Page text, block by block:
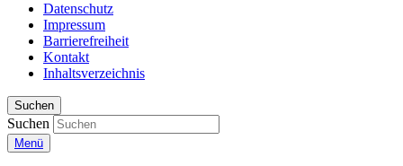
Datenschutz
Impressum
Barrierefreiheit
Kontakt
Inhaltsverzeichnis
Suchen
Suchen
Menü